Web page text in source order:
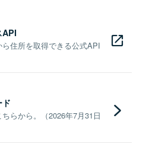
API
住所を取得できる公式API
らから。（2026年7月31日